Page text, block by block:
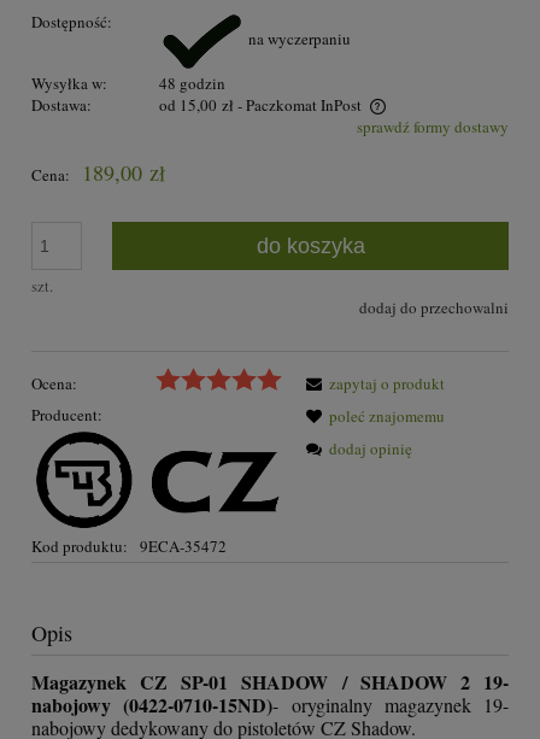
Dostępność:
na wyczerpaniu
Wysyłka w:
48 godzin
Dostawa:
od 15,00 zł- Paczkomat InPost
Cena nie zawiera ewentualnych kosztów płatnościsprawdź formy dostawy
Cena: 189,00 zł
szt.
do koszyka
dodaj do przechowalni
Ocena:
Producent:
Kod produktu: 9ECA-35472
zapytaj o produkt
poleć znajomemu
dodaj opinię
Opis
Magazynek CZ SP-01 SHADOW / SHADOW 2 19-
nabojowy (0422-0710-15ND)- oryginalny magazynek 19-
nabojowy dedykowany do pistoletów CZ Shadow.